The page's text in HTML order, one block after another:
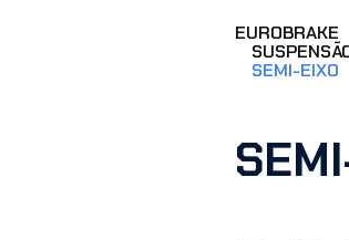
EUROBRAKE
SEMI-EIXO